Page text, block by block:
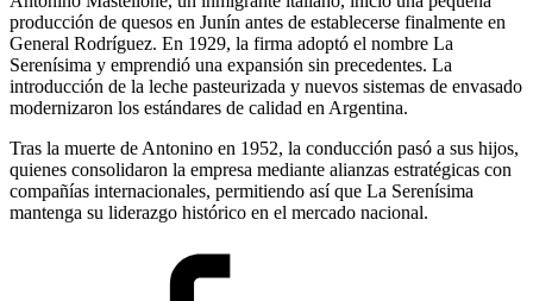
producción de quesos en Junín antes de establecerse finalmente en
General Rodríguez. En 1929, la firma adoptó el nombre La
Serenísima y emprendió una expansión sin precedentes. La
introducción de la leche pasteurizada y nuevos sistemas de envasado
modernizaron los estándares de calidad en Argentina.
Tras la muerte de Antonino en 1952, la conducción pasó a sus hijos,
quienes consolidaron la empresa mediante alianzas estratégicas con
compañías internacionales, permitiendo así que La Serenísima
mantenga su liderazgo histórico en el mercado nacional.